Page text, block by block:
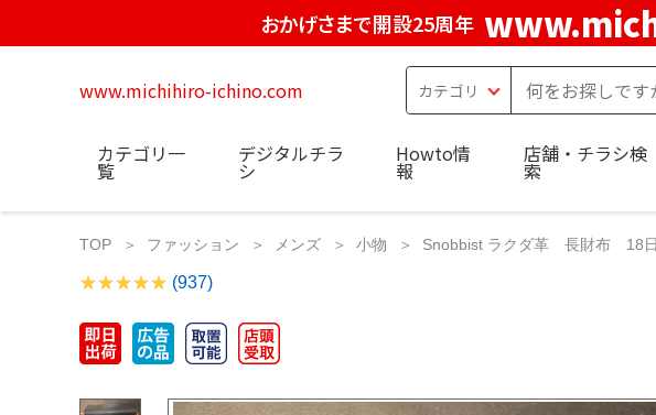
おかげさまで開設25周年
www.michihiro-ichino.com
カテゴリ一
覧
デジタルチラ
シ
Howto情
報
店舗・チラシ検
索
TOP ファッション メンズ 小物 Snobbist ラクダ革 長財布 18日
(937)